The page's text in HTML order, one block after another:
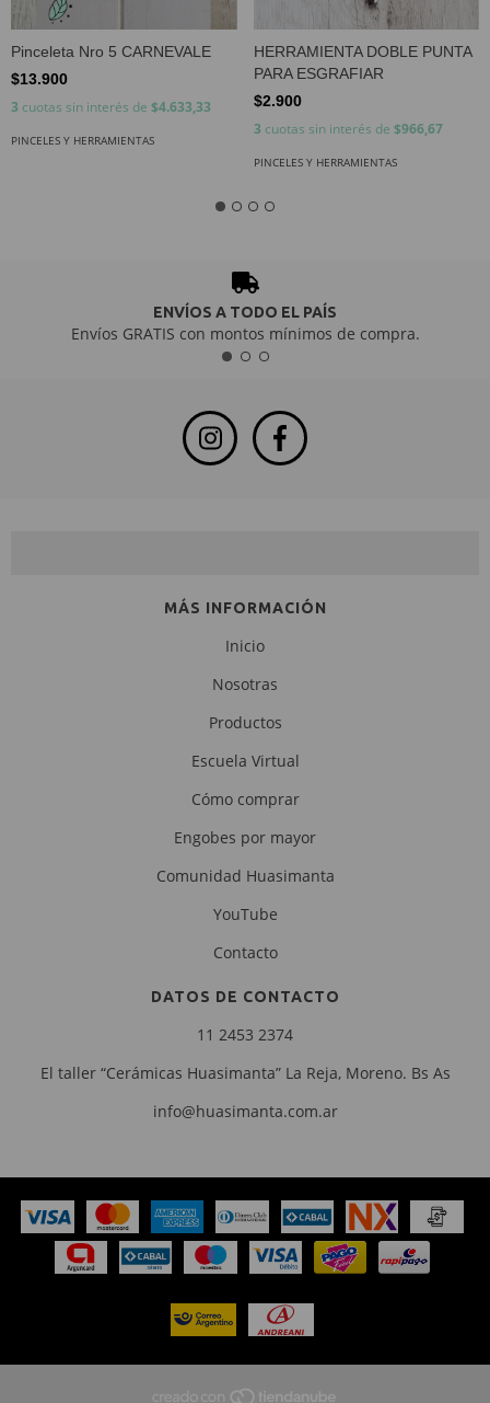
Pinceleta Nro 5 CARNEVALE
$13.900
3 cuotas sin interés de $4.633,33
PINCELES Y HERRAMIENTAS
HERRAMIENTA DOBLE PUNTA
PARA ESGRAFIAR
$2.900
3cuotas sin interés de $966,67
PINCELES Y HERRAMIENTAS
ENVÍOS A TODO EL PAÍS
Envíos GRATIS con montos mínimos de compra.
MÁS INFORMACIÓN
Inicio
Nosotras
Productos
Escuela Virtual
Cómo comprar
Engobes por mayor
Comunidad Huasimanta
YouTube
Contacto
DATOS DE CONTACTO
11 2453 2374
El taller “Cerámicas Huasimanta” La Reja, Moreno. Bs As
info@huasimanta.com.ar